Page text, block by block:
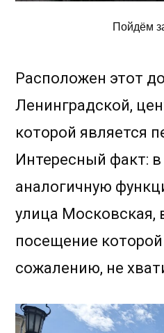
Пойдём
Расположен этот
Ленинградской,
которой является
Интересный факт:
аналогичную
улица Московская,
посещение которой
сожалению, не